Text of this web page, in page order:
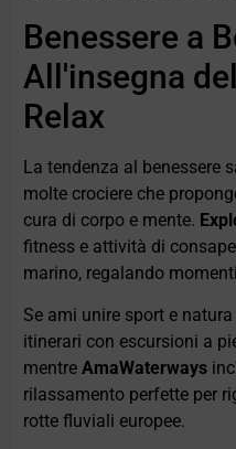
Benessere a
All'insegna
Relax
La tendenza al benessere
molte crociere che
cura di corpo e mente.
fitness e attività di
marino, regalando
Se ami unire sport e
itinerari con escursioni a
mentreAmaWaterways
rilassamento perfette per
rotte fluviali europee.